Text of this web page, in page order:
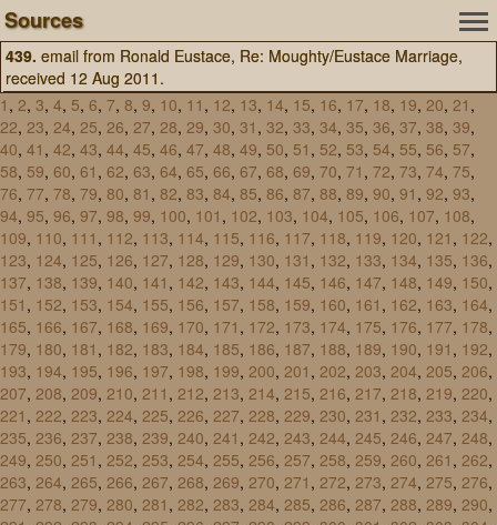
Sources
439. email from Ronald Eustace, Re: Moughty/Eustace Marriage,
received 12 Aug 2011.
1 , 2, 3, 4, 5, 6, 7, 8, 9, 10, 11 , 12, 13, 14, 15, 16, 17, 18, 19, 20, 21 ,
22, 23, 24, 25, 26, 27, 28, 29, 30, 31 , 32, 33, 34, 35, 36, 37, 38, 39,
40, 41 , 42, 43, 44, 45, 46, 47, 48, 49, 50, 51 , 52, 53, 54, 55, 56, 57,
58, 59, 60, 61 , 62, 63, 64, 65, 66, 67, 68, 69, 70, 71 , 72, 73, 74, 75,
76, 77, 78, 79, 80, 81 , 82, 83, 84, 85, 86, 87, 88, 89, 90, 91 , 92, 93,
94, 95, 96, 97, 98, 99, 100, 101 , 102, 103, 104, 105, 106, 107, 108,
109, 110, 111 , 112, 113, 114, 115, 116, 117, 118, 119, 120, 121 , 122,
123, 124, 125, 126, 127, 128, 129, 130, 131 , 132, 133, 134, 135, 136,
137, 138, 139, 140, 141 , 142, 143, 144, 145, 146, 147, 148, 149, 150,
151 , 152, 153, 154, 155, 156, 157, 158, 159, 160, 161 , 162, 163, 164,
165, 166, 167, 168, 169, 170, 171 , 172, 173, 174, 175, 176, 177, 178,
179, 180, 181 , 182, 183, 184, 185, 186, 187, 188, 189, 190, 191 , 192,
193, 194, 195, 196, 197, 198, 199, 200, 201 , 202, 203, 204, 205, 206,
207, 208, 209, 210, 211 , 212, 213, 214, 215, 216, 217, 218, 219, 220,
221 , 222, 223, 224, 225, 226, 227, 228, 229, 230, 231 , 232, 233, 234,
235, 236, 237, 238, 239, 240, 241 , 242, 243, 244, 245, 246, 247, 248,
249, 250, 251 , 252, 253, 254, 255, 256, 257, 258, 259, 260, 261 , 262,
263, 264, 265, 266, 267, 268, 269, 270, 271 , 272, 273, 274, 275, 276,
277, 278, 279, 280, 281 , 282, 283, 284, 285, 286, 287, 288, 289, 290,